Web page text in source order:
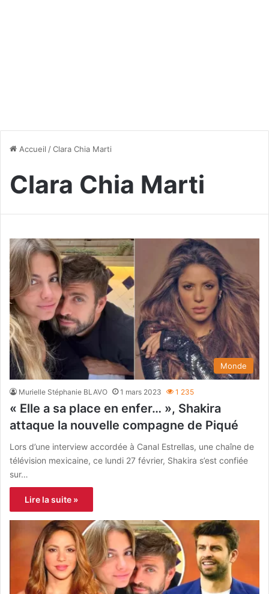
Accueil /Clara Chia Marti
Clara Chia Marti
Monde
Murielle Stéphanie BLAVO 1 mars 2023 1 235
« Elle a sa place en enfer… », Shakira
attaque la nouvelle compagne de Piqué
Lors d’une interview accordée à Canal Estrellas, une chaîne de
télévision mexicaine, ce lundi 27 février, Shakira s’est confiée
sur…
Lire la suite »